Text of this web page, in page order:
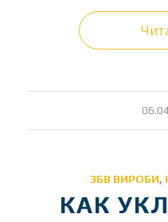
/
ЗБВ ВИРОБИ,
КАК